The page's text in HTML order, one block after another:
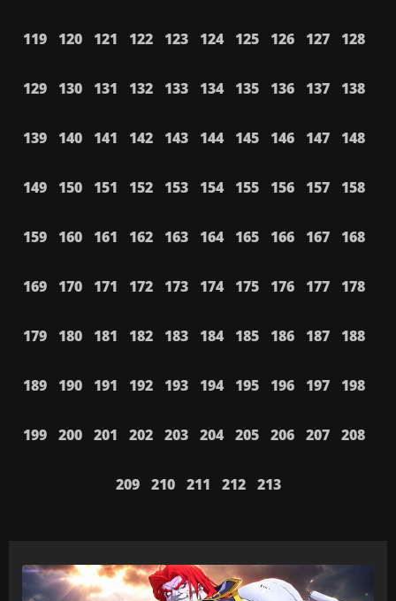
119 120 121 122 123 124 125 126 127 128
129 130 131 132 133 134 135 136 137 138
139 140 141 142 143 144 145 146 147 148
149 150 151 152 153 154 155 156 157 158
159 160 161 162 163 164 165 166 167 168
169 170 171 172 173 174 175 176 177 178
179 180 181 182 183 184 185 186 187 188
189 190 191 192 193 194 195 196 197 198
199 200 201 202 203 204 205 206 207 208
209 210 211 212 213